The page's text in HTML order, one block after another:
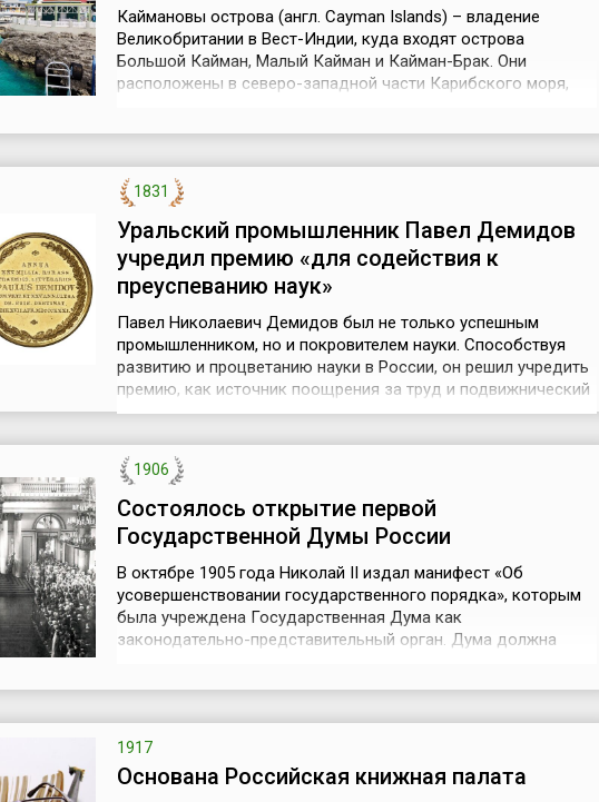
Каймановы острова (англ. Cayman Islands) – владение
Великобритании в Вест-Индии, куда входят острова
Большой Кайман, Малый Кайман и Кайман-Брак. Они
расположены в северо-западной части Карибского моря,
его четвертой и последней экспедиции в Новы...
1831
Уральский промышленник Павел Демидов
учредил премию «для содействия к
преуспеванию наук»
Павел Николаевич Демидов был не только успешным
промышленником, но и покровителем науки. Способствуя
развитию и процветанию науки в России, он решил учредить
премию, как источник поощрения за труд и подвижнический
вклад в развитие науки. Положение о премии было
года.Первая премия вручалась в 1832 году торжественно в
Общем собрании Акаде...
1906
Состоялось открытие первой
Государственной Думы России
В октябре 1905 года Николай II издал манифест «Об
усовершенствовании государственного порядка», которым
была учреждена Государственная Дума как
законодательно-представительный орган. Дума должна
настало время, следуя благим начинаниям их, пр...
1917
Основана Российская книжная палата